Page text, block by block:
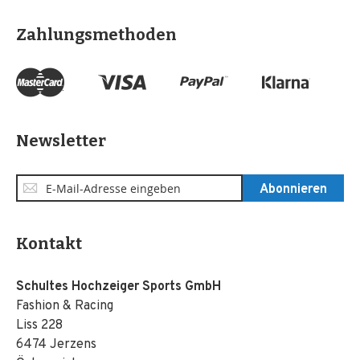
Zahlungsmethoden
Newsletter
Anmeldung
zum
Abonnieren
Kontakt
Schultes Hochzeiger Sports GmbH
Fashion & Racing
Liss 228
6474 Jerzens